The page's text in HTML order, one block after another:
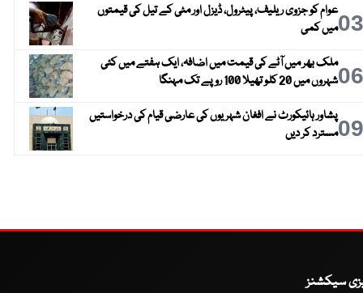
03عوام کو جزوی ریلیف، پیٹرول، ڈیزل اور مٹی کے تیل کی قیمتوں
میں کمی
06ملک بھر میں آٹے کی قیمت میں اضافہ، ایک ہفتے میں کئی
شہروں میں 20 کلو تھیلا 100 روپے تک مہنگا
09پشاور ہائیکورٹ نے افغان شہریوں کی عارضی قیام کی درخواستیں
مسترد کر دیں
سیکشنز